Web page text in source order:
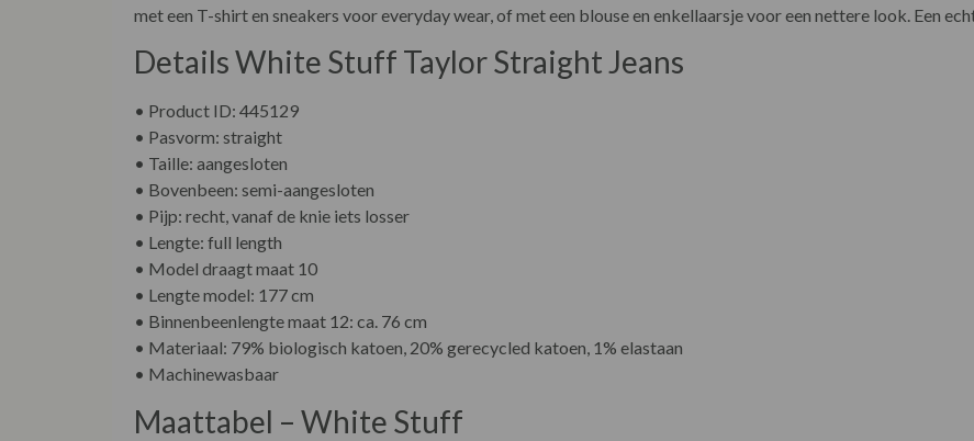
met een T-shirt en sneakers voor everyday wear, of met een blouse en enkellaarsje voor een nettere look. Een
Details White Stuff Taylor Straight Jeans
• Product ID: 445129
• Pasvorm: straight
• Taille: aangesloten
• Bovenbeen: semi-aangesloten
• Pijp: recht, vanaf de knie iets losser
• Lengte: full length
• Model draagt maat 10
• Lengte model: 177 cm
• Binnenbeenlengte maat 12: ca. 76 cm
• Materiaal: 79% biologisch katoen, 20% gerecycled katoen, 1% elastaan
• Machinewasbaar
Maattabel – White Stuff